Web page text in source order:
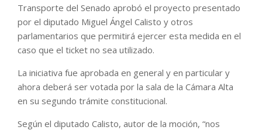
Transporte del Senado aprobó el proyecto presentado
por el diputado Miguel Ángel Calisto y otros
parlamentarios que permitirá ejercer esta medida en el
caso que el ticket no sea utilizado.
La iniciativa fue aprobada en general y en particular y
ahora deberá ser votada por la sala de la Cámara Alta
en su segundo trámite constitucional.
Según el diputado Calisto, autor de la moción, “nos